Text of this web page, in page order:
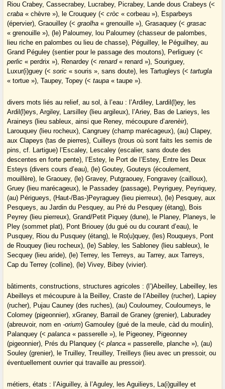
Riou Crabey, Cassecrabey, Lucrabey, Picrabey, Lande dous Crabeys (<
craba « chèvre »), le Crouquey (<cròc « corbeau »), Esparbeys
(épervier), Graouilley (<graolha « grenouille »), Grasaquey (<grasac
« grenouille »), (le) Paloumey, lou Paloumey (chasseur de palombes,
lieu riche en palombes ou lieu de chasse), Péguilley, le Péguilhey, au
Grand Péguley (sentier pour le passage des moutons), Perliguey (<
perlic « perdrix »), Renardey (<renard« renard »), Souriguey,
Luxur(i)guey (<soric « souris », sans doute), les Tartugleys (<tartugla
« tortue »), Taupey, Topey (<taupa « taupe »).
divers mots liés au relief, au sol, à l’eau : l’Ardiley, Lardil(l)ey, les
Ardil(l)eys, Argiley, Larsilley (lieu argileux), l’Ariey, Bas de Larieys, les
Araineys (lieu sableux, ainsi que Reney, mécoupure d’arenèir),
Larouquey (lieu rocheux), Cangruey (champ marécageux), (au) Clapey,
aux Clapeys (tas de pierres), Cuilleys (trous où sont faits les semis de
pins, cf. Lartigue) l’Escaley, Lescaley (escalier, sans doute des
descentes en forte pente), l’Estey, le Port de l’Estey, Entre les Deux
Esteys (divers cours d’eau), (le) Goutey, Gouteys (écoulement,
mouillère), le Graouey, (le) Gravey, Putgraouey, Fongravey (cailloux),
Gruey (lieu marécageux), le Passadey (passage), Peyriguey, Peyriquey,
(au) Périgueys, (Haut-/Bas-)Peyraguey (lieu pierreux), (le) Pesquey, aux
Pesqueys, au Jardin du Pesquey, au Pré du Pesquey (étang), Bois
Peyrey (lieu pierreux), Grand/Petit Piquey (dune), le Planey, Planeys, le
Pley (sommet plat), Pont Briouey (du gué ou du courant d’eau), le
Pusquey, Riou du Pusquey (étang), le Ro(u)quey, (les) Rouqueys, Pont
de Rouquey (lieu rocheux), (le) Sabley, les Sabloney (lieu sableux), le
Secquey (lieu aride), (le) Terrey, les Terreys, au Tarrey, aux Tarreys,
Cap du Terrey (colline), (le) Vivey, Bibey (vivier).
bâtiments, constructions, structures agricoles : (l’)Abeilley, Labeilley, les
Abeilleys et mécoupure à la Beilley, Craste de l’Abeilley (rucher), Lapiey
(rucher), Pujau Cauney (des ruches), (au) Couloumey, Couloumeys, le
Colomey (pigeonnier), xGraney, Barrail de Graney (grenier), Laburadey
(abreuvoir, nom en-orium) Gamouley (gué de la meule, càd du moulin),
Palanquey (<palanca « passerelle »), le Pigeoney, Pigeonney
(pigeonnier), Prés du Planquey (<planca « passerelle, planche »), (au)
Souley (grenier), le Truilley, Treuilley, Treilleys (lieu avec un pressoir, ou
éventuellement ouvrier qui travaille au pressoir).
métiers, états : l’Aiguilley, à l’Aguley, les Aguilieys, La(i)guilley et